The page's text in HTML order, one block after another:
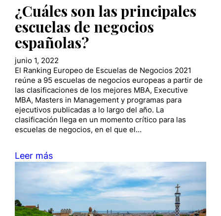
¿Cuáles son las principales
escuelas de negocios
españolas?
junio 1, 2022
El Ranking Europeo de Escuelas de Negocios 2021
reúne a 95 escuelas de negocios europeas a partir de
las clasificaciones de los mejores MBA, Executive
MBA, Masters in Management y programas para
ejecutivos publicadas a lo largo del año. La
clasificación llega en un momento crítico para las
escuelas de negocios, en el que el…
Leer más